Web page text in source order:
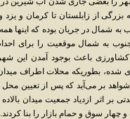
از زابلستان تا کرمان و یزد
شمال در جریان بوده که اینها
به شمال موقعیت را برای
کشاورزی باعث بوجود آمدن این
شده، بطوریکه محلات اطراف
بر می‌آید که پس از تعیین محل
اثر ازدیاد جمعیت میدان
سوق و حمام بازار را بنا کردند.